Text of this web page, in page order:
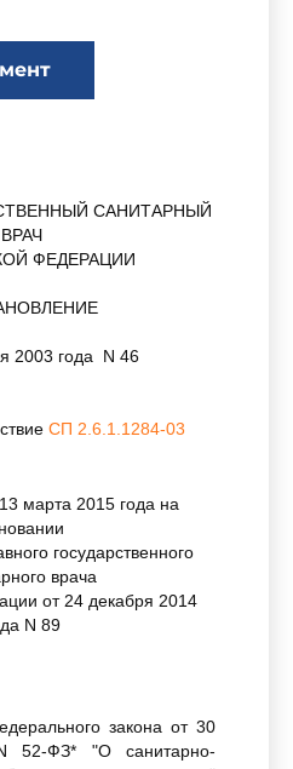
САНИТАРНЫЙ
ВРАЧ
ФЕДЕРАЦИИ
2003 года N 46
СП 2.6.1.1284-03
марта 2015 года на
государственного
врача
от 24 декабря 2014
N 89
закона от 30
52-ФЗ* "О санитарно-